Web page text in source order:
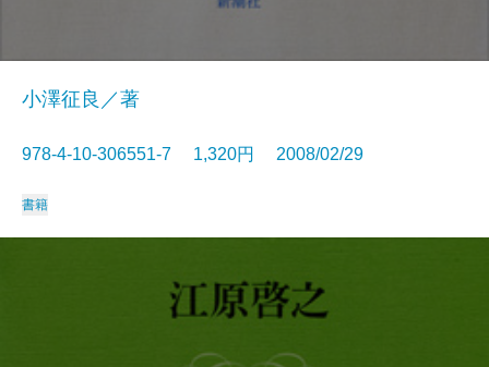
小澤征良／著
978-4-10-306551-7 1,320円 2008/02/29
書籍